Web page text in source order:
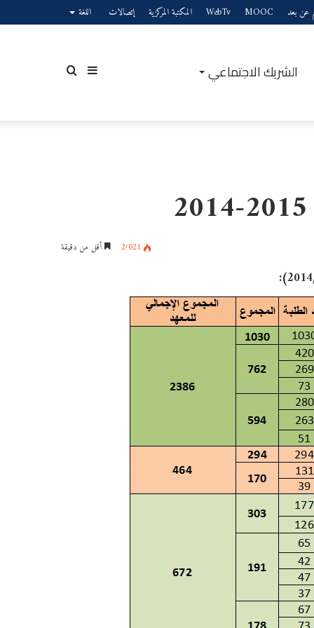
عن بعد MOOC
WebTv المكتبة المركزية إتصالات اللغة
الشريك الاجتماعي بحثإضافة
2٬021 أقل من دقيقة
: